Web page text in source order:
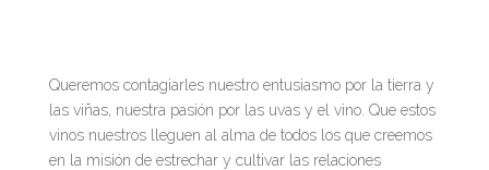
Queremos contagiarles nuestro entusiasmo por la tierra y
las viñas, nuestra pasión por las uvas y el vino. Que estos
vinos nuestros lleguen al alma de todos los que creemos
en la misión de estrechar y cultivar las relaciones